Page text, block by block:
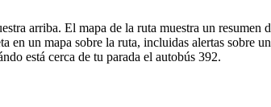
arriba. El mapa de la ruta muestra un
en un mapa sobre la ruta, incluidas alertas sobre
está cerca de tu parada el autobús 392.